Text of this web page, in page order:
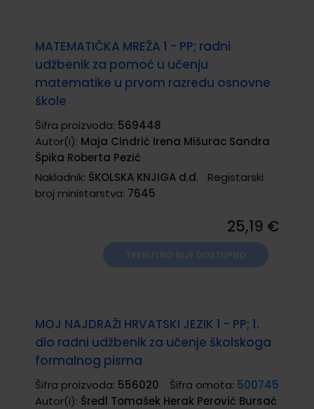
MATEMATIČKA MREŽA 1 - PP; radni
udžbenik za pomoć u učenju
matematike u prvom razredu osnovne
škole
Šifra proizvoda: 569448
Autor(i): Maja Cindrić Irena Mišurac Sandra
Špika Roberta Pezić
Nakladnik: ŠKOLSKA KNJIGA d.d.
Registarski
broj ministarstva: 7645
25,19 €
MOJ NAJDRAŽI HRVATSKI JEZIK 1 - PP; 1.
dio radni udžbenik za učenje školskoga
formalnog pisma
Šifra proizvoda: 556020 Šifra omota: 500745
Autor(i): Šredl Tomašek Herak Perović Bursać